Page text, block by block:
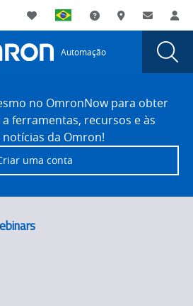
Utility
Navigation
My List SuporteOnde comprar
Contato
Automação
no OmronNow para obter
ferramentas, recursos e às
da Omron!
uma conta